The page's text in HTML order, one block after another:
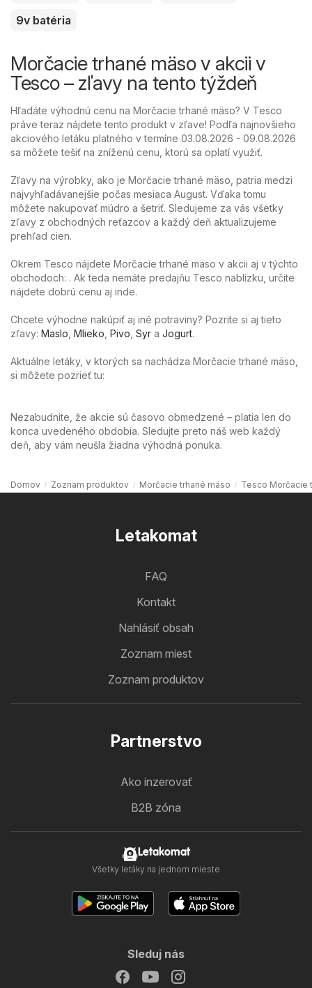
9v batéria
Morčacie trhané mäso v akcii v
Tesco – zľavy na tento týždeň
Hľadáte výhodnú cenu na Morčacie trhané mäso? V Tesco
práve teraz nájdete tento produkt v zľave! Podľa najnovšieho
akciového letáku platného v termíne 03.08.2026 - 09.08.2026
sa môžete tešiť na zníženú cenu, ktorú sa oplatí využiť.
Zľavy na výrobky, ako je Morčacie trhané mäso, patria medzi
najvyhľadávanejšie počas mesiaca August. Vďaka tomu
môžete nakupovať múdro a šetriť. Sledujeme za vás všetky
zľavy z obchodných reťazcov a každý deň aktualizujeme
prehľad cien.
Okrem Tesco nájdete Morčacie trhané mäso v akcii aj v týchto
obchodoch: . Ak teda nemáte predajňu Tesco nablízku, určite
nájdete dobrú cenu aj inde.
Chcete výhodne nakúpiť aj iné potraviny? Pozrite si aj tieto
zľavy: Maslo Mlieko Pivo Syr a Jogurt.
Aktuálne letáky, v ktorých sa nachádza Morčacie trhané mäso,
si môžete pozrieť tu:
Nezabudnite, že akcie sú časovo obmedzené – platia len do
konca uvedeného obdobia. Sledujte preto náš web každý
deň, aby vám neušla žiadna výhodná ponuka.
Domov Zoznam produktov Morčacie trhané mäso Tesco Morčacie
Letakomat
FAQ
Kontakt
Nahlásiť obsah
Zoznam miest
Zoznam produktov
Partnerstvo
Ako inzerovať
B2B zóna
Letakomat
Všetky letáky na jednom mieste
Sleduj nás